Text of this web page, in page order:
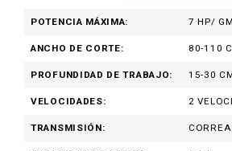
POTENCIA MÁXIMA: 7 HP/
ANCHO DE CORTE: 80-110
PROFUNDIDAD DE TRABAJO: 15-30
VELOCIDADES: 2
TRANSMISIÓN: